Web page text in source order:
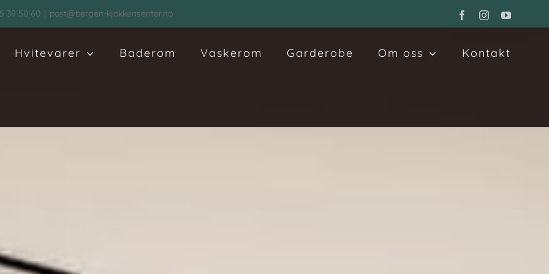
39 50 60 | post@bergen-kjokkensenter.no FacebookInstagramYouTube
Hvitevarer Baderom Vaskerom Garderobe Om oss Kontakt